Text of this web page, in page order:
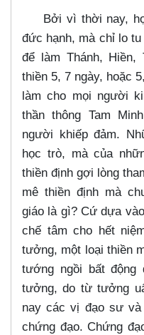
Bởi vì thời nay,
đức hạnh, mà chỉ lo
để làm Thánh,
thiền 5, 7 ngày, hoặc
làm cho mọi người
thần thông Tam
người khiếp đảm.
học trò, mà của
thiền định gợi lòng
mê thiền định mà
giáo là gì? Cứ dựa
chế tâm cho hết
tưởng, một loại thiền
tướng ngồi bất
tưởng, do từ tưởng
nay các vị đạo sư
chứng đạo. Chứng